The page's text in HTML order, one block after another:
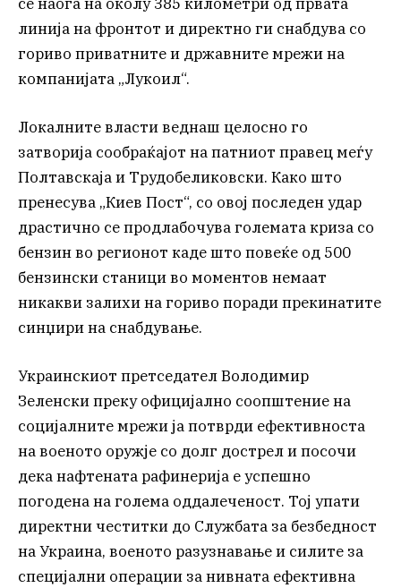
линија на фронтот и директно ги снабдува со
гориво приватните и државните мрежи на
компанијата „Лукоил“.
Локалните власти веднаш целосно го
затворија сообраќајот на патниот правец меѓу
Полтавскаја и Трудобеликовски. Како што
пренесува „Киев Пост“, со овој последен удар
драстично се продлабочува големата криза со
бензин во регионот каде што повеќе од 500
бензински станици во моментов немаат
никакви залихи на гориво поради прекинатите
синџири на снабдување.
Украинскиот претседател Володимир
Зеленски преку официјално соопштение на
социјалните мрежи ја потврди ефективноста
на военото оружје со долг дострел и посочи
дека нафтената рафинерија е успешно
погодена на голема оддалеченост. Тој упати
директни честитки до Службата за безбедност
на Украина, военото разузнавање и силите за
специјални операции за нивната ефективна